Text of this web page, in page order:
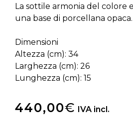
La sottile armonia del colore
una base di porcellana opaca.
Dimensioni
Altezza (cm): 34
Larghezza (cm): 26
Lunghezza (cm): 15
440,00€ IVA incl.